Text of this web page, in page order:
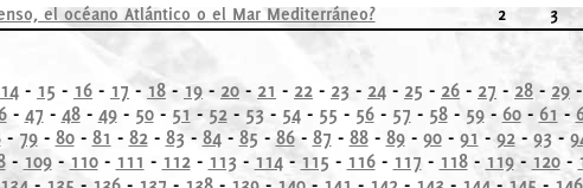
el océano Atlántico o el Mar Mediterráneo? 2 3
14 - 15 - 16 - 17- 18 - 19 - 20 - 21 - 22 - 23 - 24 - 25 - 26 - 27 - 28 - 29 -
- 47 - 48- 49- 50- 51 - 52- 53- 54- 55 - 56- 57 - 58- 59- 60- 61 -
- 79- 80- 81 - 82- 83 - 84- 85 - 86- 87 - 88- 89- 90- 91 - 92- 93 -
- 109- 110- 111 - 112- 113 - 114- 115 - 116- 117 - 118- 119- 120-